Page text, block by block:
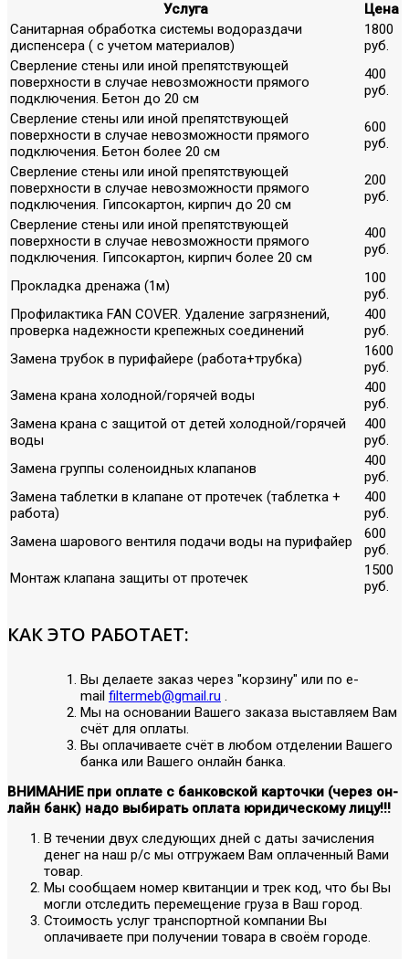
Услуга
Цена
Санитарная обработка системы водораздачи
диспенсера ( с учетом материалов)
1800
руб.
Сверление стены или иной препятствующей
поверхности в случае невозможности прямого
подключения. Бетон до 20 см
400
руб.
Сверление стены или иной препятствующей
поверхности в случае невозможности прямого
подключения. Бетон более 20 см
600
руб.
Сверление стены или иной препятствующей
поверхности в случае невозможности прямого
подключения. Гипсокартон, кирпич до 20 см
200
руб.
Сверление стены или иной препятствующей
поверхности в случае невозможности прямого
подключения. Гипсокартон, кирпич более 20 см
400
руб.
Прокладка дренажа (1м)
100
руб.
Профилактика FAN COVER. Удаление загрязнений,
проверка надежности крепежных соединений
400
руб.
Замена трубок в пурифайере (работа+трубка)
1600
руб.
Замена крана холодной/горячей воды
400
руб.
Замена крана с защитой от детей холодной/горячей
воды
400
руб.
Замена группы соленоидных клапанов
400
руб.
Замена таблетки в клапане от протечек (таблетка +
работа)
400
руб.
Замена шарового вентиля подачи воды на пурифайер
600
руб.
Монтаж клапана защиты от протечек
1500
руб.
КАК ЭТО РАБОТАЕТ:
Вы делаете заказ через "корзину" или по е-
mail filtermeb@gmail.ru
Мы на основании Вашего заказа выставляем Вам
счёт для оплаты.
Вы оплачиваете счёт в любом отделении Вашего
банка или Вашего онлайн банка.
ВНИМАНИЕ при оплате с банковской карточки (через он-
лайн банк) надо выбирать оплата юридическому лицу!!!
В течении двух следующих дней с даты зачисления
денег на наш р/с мы отгружаем Вам оплаченный Вами
товар.
Мы сообщаем номер квитанции и трек код, что бы Вы
могли отследить перемещение груза в Ваш город.
Стоимость услуг транспортной компании Вы
оплачиваете при получении товара в своём городе.